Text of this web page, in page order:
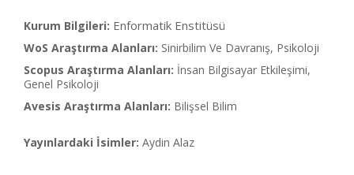
Kurum Bilgileri: Enformatik Enstitüsü
WoS Araştırma Alanları: Sinirbilim Ve Davranış, Psikoloji
Scopus Araştırma Alanları: İnsan Bilgisayar Etkileşimi,
Genel Psikoloji
Avesis Araştırma Alanları: Bilişsel Bilim
Yayınlardaki İsimler: Aydin Alaz